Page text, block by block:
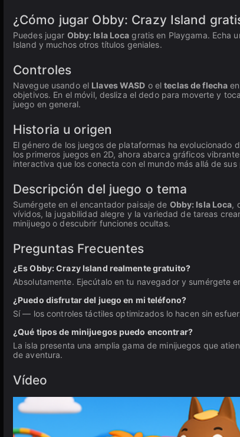
¿Cómo jugar Obby: Crazy Island
Puedes jugar Obby: Isla Loca gratis en Playgama. Echa
Island y muchos otros títulos geniales.
Controles
Navegue usando el Llaves WASD o elteclas de flecha
objetivos. En el móvil, desliza el dedo para moverte y
juego en general.
Historia u origen
El género de los juegos de plataformas ha evolucionado
los primeros juegos en 2D, ahora abarca gráficos
interactiva que los conecta con el mundo más allá de sus
Descripción del juego o tema
Sumérgete en el encantador paisaje de Obby: Isla Loca,
vívidos, la jugabilidad alegre y la variedad de tareas
minijuego o descubrir funciones ocultas.
Preguntas Frecuentes
¿Es Obby: Crazy Island realmente gratuito?
Absolutamente. Ejecútalo en tu navegador y sumérgete
¿Puedo disfrutar del juego en mi teléfono?
Sí — los controles táctiles optimizados lo hacen sin
¿Qué tipos de minijuegos puedo encontrar?
La isla presenta una amplia gama de minijuegos que
de aventura.
Vídeo